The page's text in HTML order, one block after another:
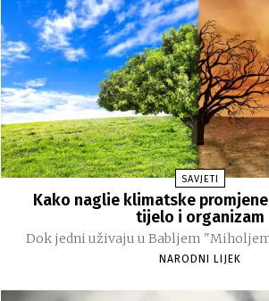
SAVJETI
Kako naglie klimatske
tijelo i organizam
Dok jedni uživaju u Babljem
NARODNI LIJEK